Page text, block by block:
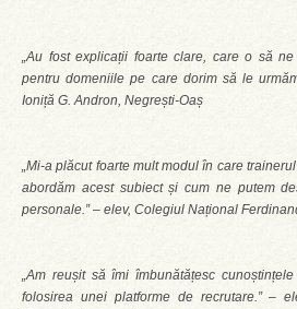
„Au fost explicații foarte clare, care o să
pentru domeniile pe care dorim să le
Ioniță G. Andron, Negrești-Oaș
„Mi-a plăcut foarte mult modul în care
abordăm acest subiect și cum ne putem
personale.” – elev, Colegiul Național
„Am reușit să îmi îmbunătățesc
folosirea unei platforme de recrutare.” –